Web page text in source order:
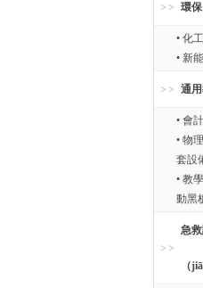
環
• 化
• 新
通
• 會
• 物
套設
• 教
動黑
急
（